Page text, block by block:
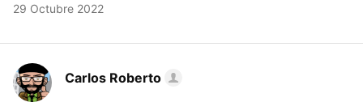
29 Octubre 2022
Carlos Roberto